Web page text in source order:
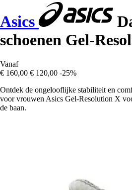
Asics
schoenen Gel-
Vanaf
€ 160,00 € 120,00 -25%
Ontdek de ongelooflijke stabiliteit en
voor vrouwen Asics Gel-Resolution X
de baan.